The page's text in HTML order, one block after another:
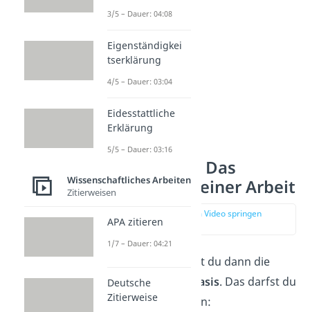
Theorieteil — Das
Fundament deiner Arbeit
zur Stelle im Video springen
(02:10)
Im Theorieteil lieferst du dann die
wissenschaftliche Basis. Das darfst du
dabei nicht vergessen:
3/5 – Dauer: 04:08
Eigenständigkei
tserklärung
4/5 – Dauer: 03:04
Eidesstattliche
Erklärung
5/5 – Dauer: 03:16
Wissenschaftliches Arbeiten
Zitierweisen
APA zitieren
1/7 – Dauer: 04:21
Deutsche
Zitierweise